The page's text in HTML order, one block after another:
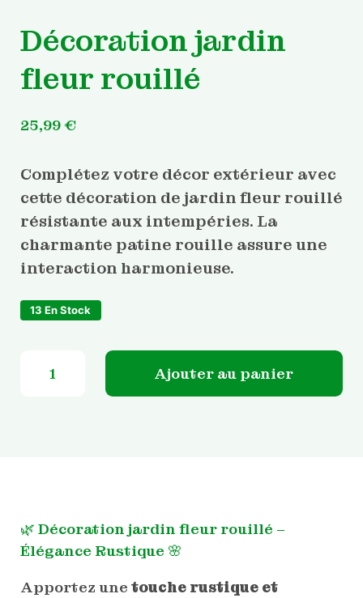
Décoration jardin
fleur rouillé
25,99€
Complétez votre décor extérieur avec
cette décoration de jardin fleur rouillé
résistante aux intempéries. La
charmante patine rouille assure une
interaction harmonieuse.
13 En Stock
quantité de Décoration jardin fleur rouillé
Ajouter au panier
🌿 Décoration jardin fleur rouillé –
Élégance Rustique 🌸
Apportez une touche rustique et